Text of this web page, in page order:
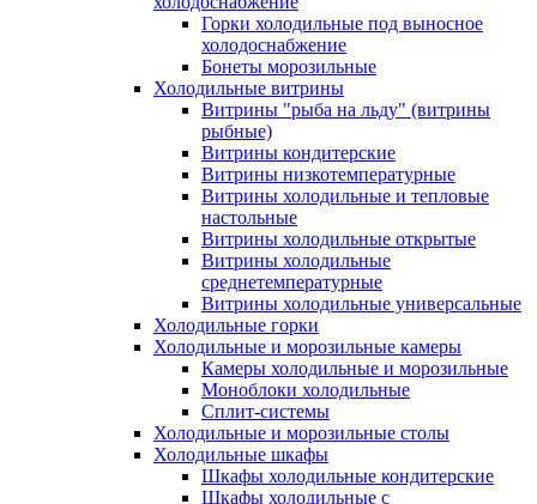
Горки холодильные под выносное
холодоснабжение
Бонеты морозильные
Холодильные витрины
Витрины "рыба на льду" (витрины
рыбные)
Витрины кондитерские
Витрины низкотемпературные
Витрины холодильные и тепловые
настольные
Витрины холодильные открытые
Витрины холодильные
среднетемпературные
Витрины холодильные универсальные
Холодильные горки
Холодильные и морозильные камеры
Камеры холодильные и морозильные
Моноблоки холодильные
Сплит-системы
Холодильные и морозильные столы
Холодильные шкафы
Шкафы холодильные кондитерские
Шкафы холодильные с